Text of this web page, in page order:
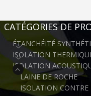
CATÉGORIES DE
ÉTANCHÉITÉ
ISOLATION
ISOLATION
LAINE DE ROCHE
ISOLATION CONTRE